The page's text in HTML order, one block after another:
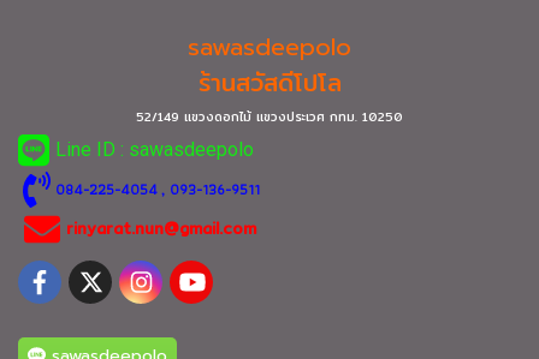
sawasdeepolo
ร้านสวัสดีโปโล
52/149 แขวงดอกไม้ แขวงประเวศ กทม. 10250
Line ID : sawasdeepolo
084-225-4054, 093-136-9511
rinyarat.nun@gmail.com